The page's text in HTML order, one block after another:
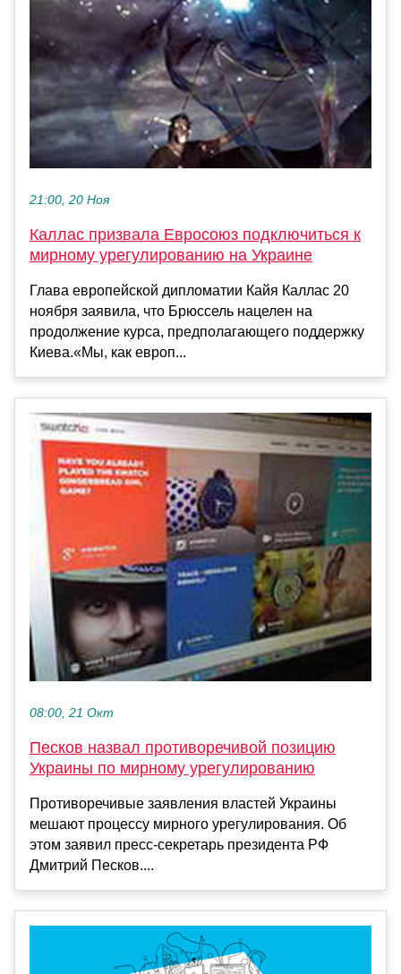
21:00, 20 Ноя
Каллас призвала Евросоюз подключиться к
мирному урегулированию на Украине
Глава европейской дипломатии Кайя Каллас 20
ноября заявила, что Брюссель нацелен на
продолжение курса, предполагающего поддержку
Киева.«Мы, как европ...
08:00, 21 Окт
Песков назвал противоречивой позицию
Украины по мирному урегулированию
Противоречивые заявления властей Украины
мешают процессу мирного урегулирования. Об
этом заявил пресс-секретарь президента РФ
Дмитрий Песков....